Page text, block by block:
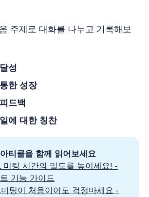
주제로 대화를 나누고 기록해보
성
한 성장
드백
에 대한 칭찬
티클을 함께 읽어보세요
미팅 시간의 밀도를 높이세요! -
기능 가이드
미팅이 처음이어도 걱정마세요 -